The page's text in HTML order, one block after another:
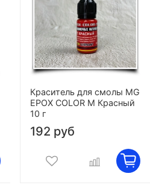
Краситель для смолы MG
EPOX COLOR M Красный
10 г
192 руб